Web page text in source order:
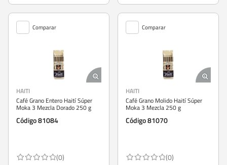
Comparar
HAITI
Café Grano Entero Haití Súper
Moka 3 Mezcla Dorado 250 g
Código 81084
(0)
Comparar
HAITI
Café Grano Molido Haití Súper
Moka 3 Mezcla 250 g
Código 81070
(0)